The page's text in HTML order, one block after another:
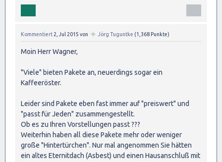
Kommentiert 2, Jul 2015 von ✦ Jörg Tuguntke (1,368 Punkte)
Moin Herr Wagner,
"Viele" bieten Pakete an, neuerdings sogar ein
Kaffeeröster.
Leider sind Pakete eben fast immer auf "preiswert" und
"passt für Jeden" zusammengestellt.
Ob es zu Ihren Vorstellungen passt ???
Weiterhin haben all diese Pakete mehr oder weniger
große "Hintertürchen". Nur mal angenommen Sie hätten
ein altes Eternitdach (Asbest) und einen Hausanschluß mit